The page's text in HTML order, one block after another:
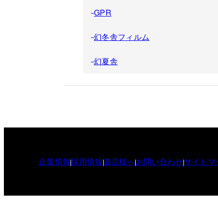
GPR
幻冬舎フィルム
幻夏舎
企業情報採用情報書店様へお問い合わせサイトマ